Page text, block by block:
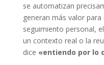
se automatizan
generan más valor
seguimiento personal,
un contexto real o la
dice «entiendo por lo